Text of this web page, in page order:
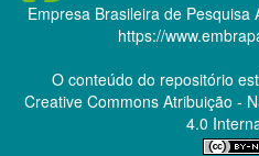
Empresa Brasileira de Pesquisa
https://
O conteúdo do repositório
Creative CommonsAtribuição -
4.0